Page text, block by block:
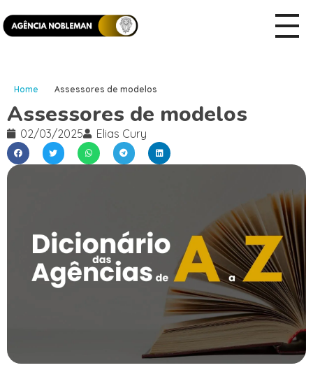
Home Assessores de modelos
Assessores de modelos
02/03/2025 Elias Cury